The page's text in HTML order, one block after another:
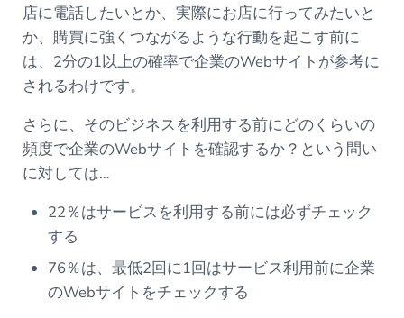
店に電話したいとか、実際にお店に行ってみたいと
か、購買に強くつながるような行動を起こす前に
は、2分の1以上の確率で企業のWebサイトが参考に
されるわけです。
さらに、そのビジネスを利用する前にどのくらいの
頻度で企業のWebサイトを確認するか？という問い
に対しては…
22％はサービスを利用する前には必ずチェック
する
76％は、最低2回に1回はサービス利用前に企業
のWebサイトをチェックする